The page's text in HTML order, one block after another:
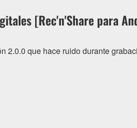
[Rec'n'Share para
2.0.0 que hace ruido durante